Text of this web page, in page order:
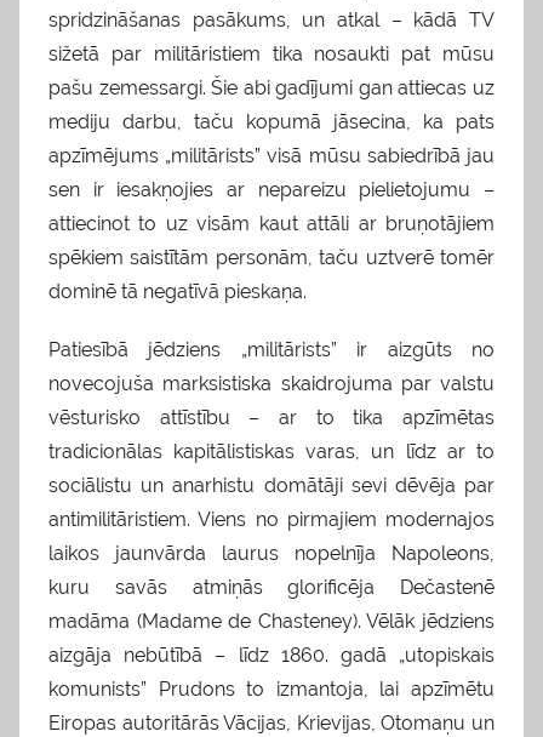
spridzināšanas pasākums, un atkal – kādā TV
sižetā par militāristiem tika nosaukti pat mūsu
pašu zemessargi. Šie abi gadījumi gan attiecas uz
mediju darbu, taču kopumā jāsecina, ka pats
apzīmējums „militārists” visā mūsu sabiedrībā jau
sen ir iesakņojies ar nepareizu pielietojumu –
attiecinot to uz visām kaut attāli ar bruņotājiem
spēkiem saistītām personām, taču uztverē tomēr
dominē tā negatīvā pieskaņa.
Patiesībā jēdziens „militārists” ir aizgūts no
novecojuša marksistiska skaidrojuma par valstu
vēsturisko attīstību – ar to tika apzīmētas
tradicionālas kapitālistiskas varas, un līdz ar to
sociālistu un anarhistu domātāji sevi dēvēja par
antimilitāristiem. Viens no pirmajiem modernajos
laikos jaunvārda laurus nopelnīja Napoleons,
kuru savās atmiņās glorificēja Dečastenē
madāma (Madame de Chasteney). Vēlāk jēdziens
aizgāja nebūtībā – līdz 1860. gadā „utopiskais
komunists” Prudons to izmantoja, lai apzīmētu
Eiropas autoritārās Vācijas, Krievijas, Otomaņu un